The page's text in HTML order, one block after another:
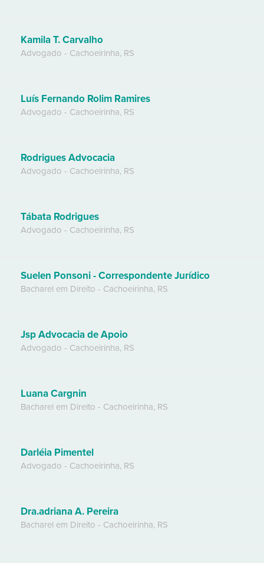
Kamila T. Carvalho
Advogado - Cachoeirinha, RS
Luís Fernando Rolim Ramires
Advogado - Cachoeirinha, RS
Rodrigues Advocacia
Advogado - Cachoeirinha, RS
Tábata Rodrigues
Advogado - Cachoeirinha, RS
Suelen Ponsoni - Correspondente Jurídico
Bacharel em Direito - Cachoeirinha, RS
Jsp Advocacia de Apoio
Advogado - Cachoeirinha, RS
Luana Cargnin
Bacharel em Direito - Cachoeirinha, RS
Darléia Pimentel
Advogado - Cachoeirinha, RS
Dra.adriana A. Pereira
Bacharel em Direito - Cachoeirinha, RS